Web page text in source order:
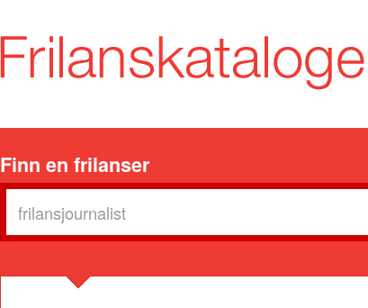
Finn en frilanser